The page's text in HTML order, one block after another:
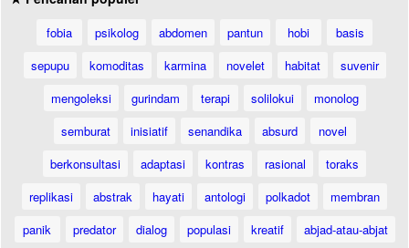
fobia psikolog abdomen pantun hobi
basis
sepupu
komoditas karmina novelet habitat
suvenir
mengoleksi
gurindam terapi solilokui
monolog
semburat
inisiatif senandika absurd
novel
berkonsultasi
adaptasi kontras rasional
toraks
replikasi
abstrak hayati antologi polkadot
membran
panik
predator dialog populasi kreatif
abjad-atau-abjat